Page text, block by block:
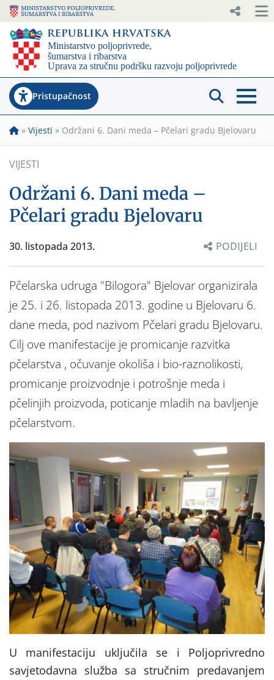
Pristupačnost
» Vijesti » Održani 6. Dani meda – Pčelari gradu Bjelovaru
VIJESTI
Održani 6. Dani meda –
Pčelari gradu Bjelovaru
30. listopada 2013. PODIJELI
Pčelarska udruga "Bilogora" Bjelovar organizirala
je 25. i 26. listopada 2013. godine u Bjelovaru 6.
dane meda, pod nazivom Pčelari gradu Bjelovaru.
Cilj ove manifestacije je promicanje razvitka
pčelarstva , očuvanje okoliša i bio-raznolikosti,
promicanje proizvodnje i potrošnje meda i
pčelinjih proizvoda, poticanje mladih na bavljenje
pčelarstvom.
U manifestaciju uključila se i Poljoprivredno
savjetodavna služba sa stručnim predavanjem